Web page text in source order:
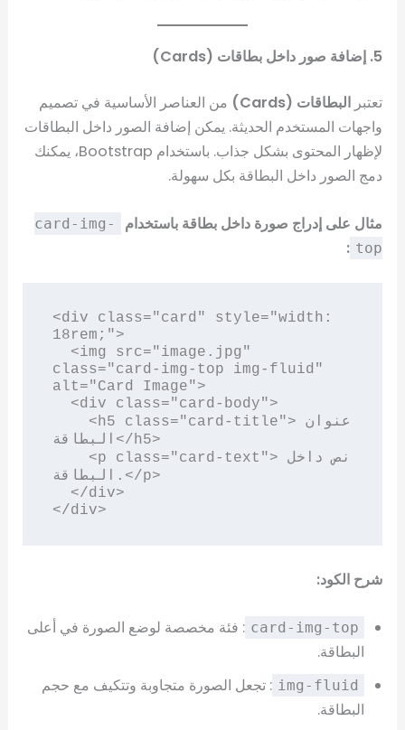
5. إضافة صور داخل بطاقات (Cards)
تعتبرالبطاقات (Cards)
من العناصر الأساسية في تصميم
واجهات المستخدم الحديثة. يمكن إضافة الصور داخل البطاقات
لإظهار المحتوى بشكل جذاب. باستخدام Bootstrap، يمكنك
دمج الصور داخل البطاقة بكل سهولة.
مثال على إدراج صورة داخل بطاقة باستخدام
card-img-
top
:
<div class="card" style="width:
18rem;">
class="card-img-top img-fluid"
alt="Card Image">
البطاقة</h5>
البطاقة.</p>
شرح الكود:
card-img-top : فئة مخصصة لوضع الصورة في أعلى
البطاقة.
img-fluid : تجعل الصورة متجاوبة وتتكيف مع حجم
البطاقة.